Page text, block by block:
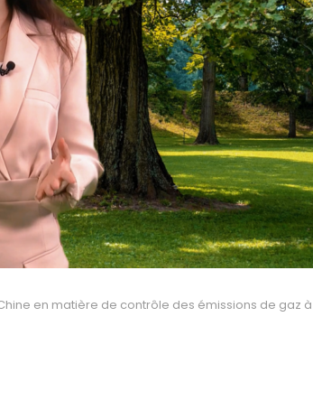
en matière de contrôle des émissions de gaz à